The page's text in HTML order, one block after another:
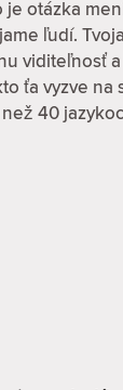
otázka
ľudí.
viditeľnosť
ťa vyzve
40